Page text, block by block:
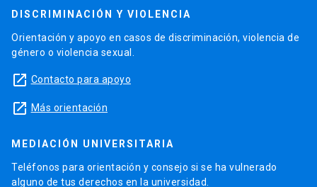
DISCRIMINACIÓN Y VIOLENCIA
Orientación y apoyo en casos de discriminación, violencia de
género o violencia sexual.
launch Contacto para apoyo
launch Más orientación
MEDIACIÓN UNIVERSITARIA
Teléfonos para orientación y consejo si se ha vulnerado
alguno de tus derechos en la universidad.